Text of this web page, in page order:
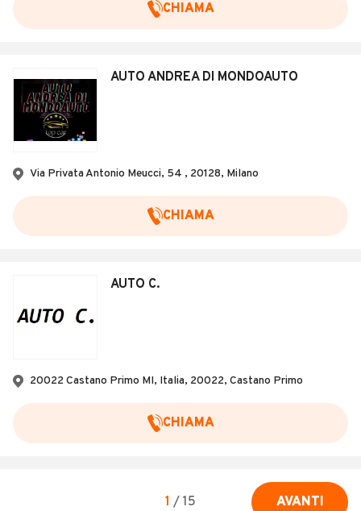
CHIAMA
AUTO ANDREA DI MONDOAUTO
Via Privata Antonio Meucci, 54 , 20128, Milano
CHIAMA
AUTO C.
20022 Castano Primo MI, Italia, 20022, Castano Primo
CHIAMA
1 / 15 AVANTI